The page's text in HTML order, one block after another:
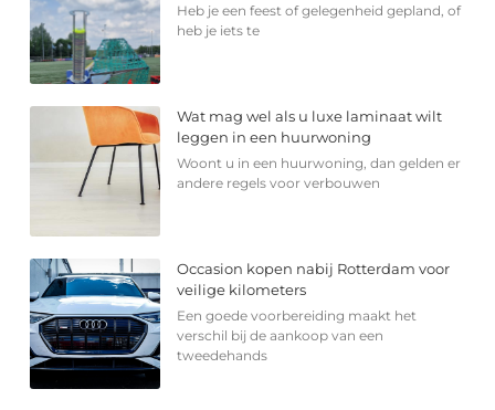
Heb je een feest of gelegenheid gepland, of
heb je iets te
Wat mag wel als u luxe laminaat wilt
leggen in een huurwoning
Woont u in een huurwoning, dan gelden er
andere regels voor verbouwen
Occasion kopen nabij Rotterdam voor
veilige kilometers
Een goede voorbereiding maakt het
verschil bij de aankoop van een
tweedehands